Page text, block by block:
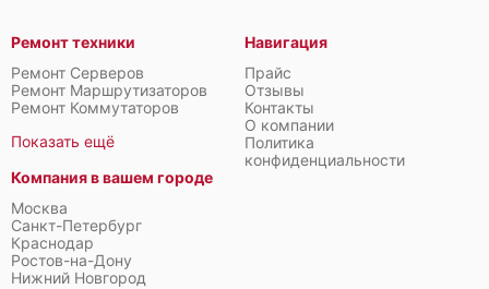
Ремонт техники
Ремонт Серверов
Ремонт Маршрутизаторов
Ремонт Коммутаторов
Показать ещё
Компания в вашем городе
Москва
Санкт-Петербург
Краснодар
Ростов-на-Дону
Нижний Новгород
Навигация
Прайс
Отзывы
Контакты
О компании
Политика
конфиденциальности